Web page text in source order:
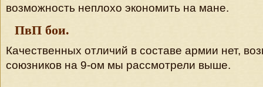
возможность неплохо экономить на мане.
ПвП бои.
Качественных отличий в составе армии нет,
союзников на 9-ом мы рассмотрели выше.